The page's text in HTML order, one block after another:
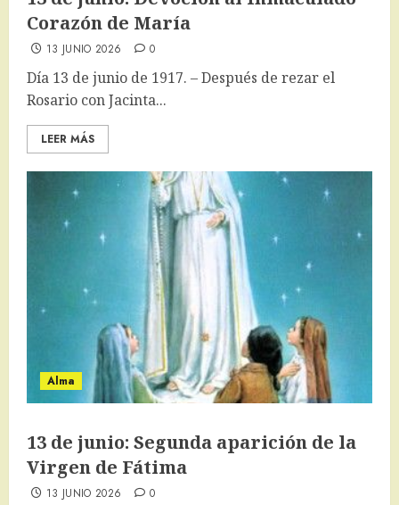
Corazón de María
13 JUNIO 2026 0
Día 13 de junio de 1917. – Después de rezar el
Rosario con Jacinta...
LEER MÁS
Alma
13 de junio: Segunda aparición de la
Virgen de Fátima
13 JUNIO 2026 0